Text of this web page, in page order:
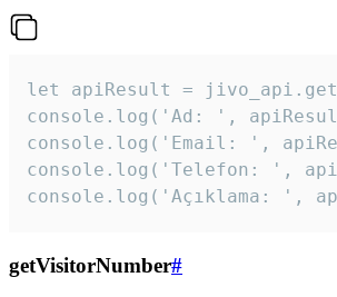
let apiResult =
console.log('Ad: ',
console.log('Email: ',
console.log('Telefon: ',
console.log('Açıklama: ',
getVisitorNumber#